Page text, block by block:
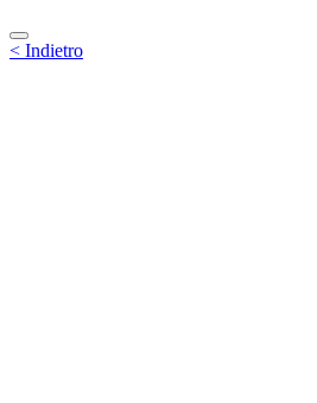
< Indietro